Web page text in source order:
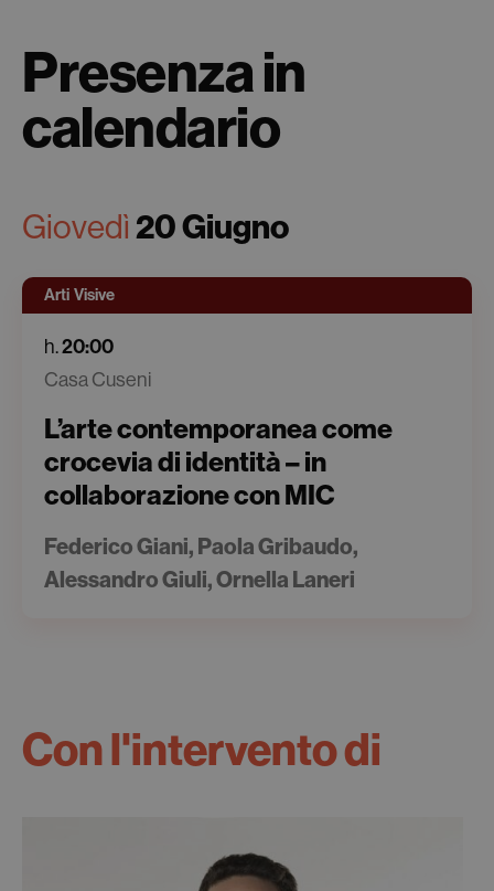
Presenza in
calendario
Giovedì 20 Giugno
Arti Visive
h.20:00
Casa Cuseni
L’arte contemporanea come
crocevia di identità – in
collaborazione con MIC
Federico Giani, Paola Gribaudo,
Alessandro Giuli, Ornella Laneri
Con l'intervento di